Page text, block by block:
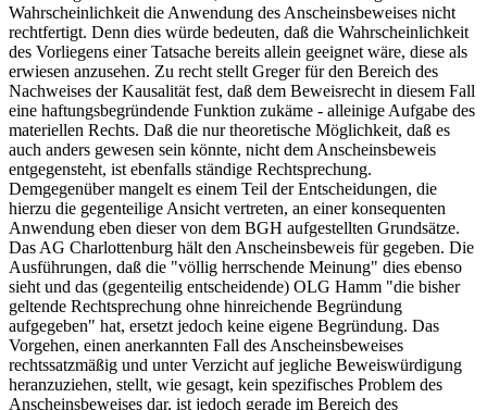
Wahrscheinlichkeit die Anwendung des Anscheinsbeweises nicht
rechtfertigt. Denn dies würde bedeuten, daß die Wahrscheinlichkeit
des Vorliegens einer Tatsache bereits allein geeignet wäre, diese als
erwiesen anzusehen. Zu recht stellt Greger für den Bereich des
Nachweises der Kausalität fest, daß dem Beweisrecht in diesem Fall
eine haftungsbegründende Funktion zukäme - alleinige Aufgabe des
materiellen Rechts. Daß die nur theoretische Möglichkeit, daß es
auch anders gewesen sein könnte, nicht dem Anscheinsbeweis
entgegensteht, ist ebenfalls ständige Rechtsprechung.
Demgegenüber mangelt es einem Teil der Entscheidungen, die
hierzu die gegenteilige Ansicht vertreten, an einer konsequenten
Anwendung eben dieser von dem BGH aufgestellten Grundsätze.
Das AG Charlottenburg hält den Anscheinsbeweis für gegeben. Die
Ausführungen, daß die "völlig herrschende Meinung" dies ebenso
sieht und das (gegenteilig entscheidende) OLG Hamm "die bisher
geltende Rechtsprechung ohne hinreichende Begründung
aufgegeben" hat, ersetzt jedoch keine eigene Begründung. Das
Vorgehen, einen anerkannten Fall des Anscheinsbeweises
rechtssatzmäßig und unter Verzicht auf jegliche Beweiswürdigung
heranzuziehen, stellt, wie gesagt, kein spezifisches Problem des
Anscheinsbeweises dar, ist jedoch gerade im Bereich des